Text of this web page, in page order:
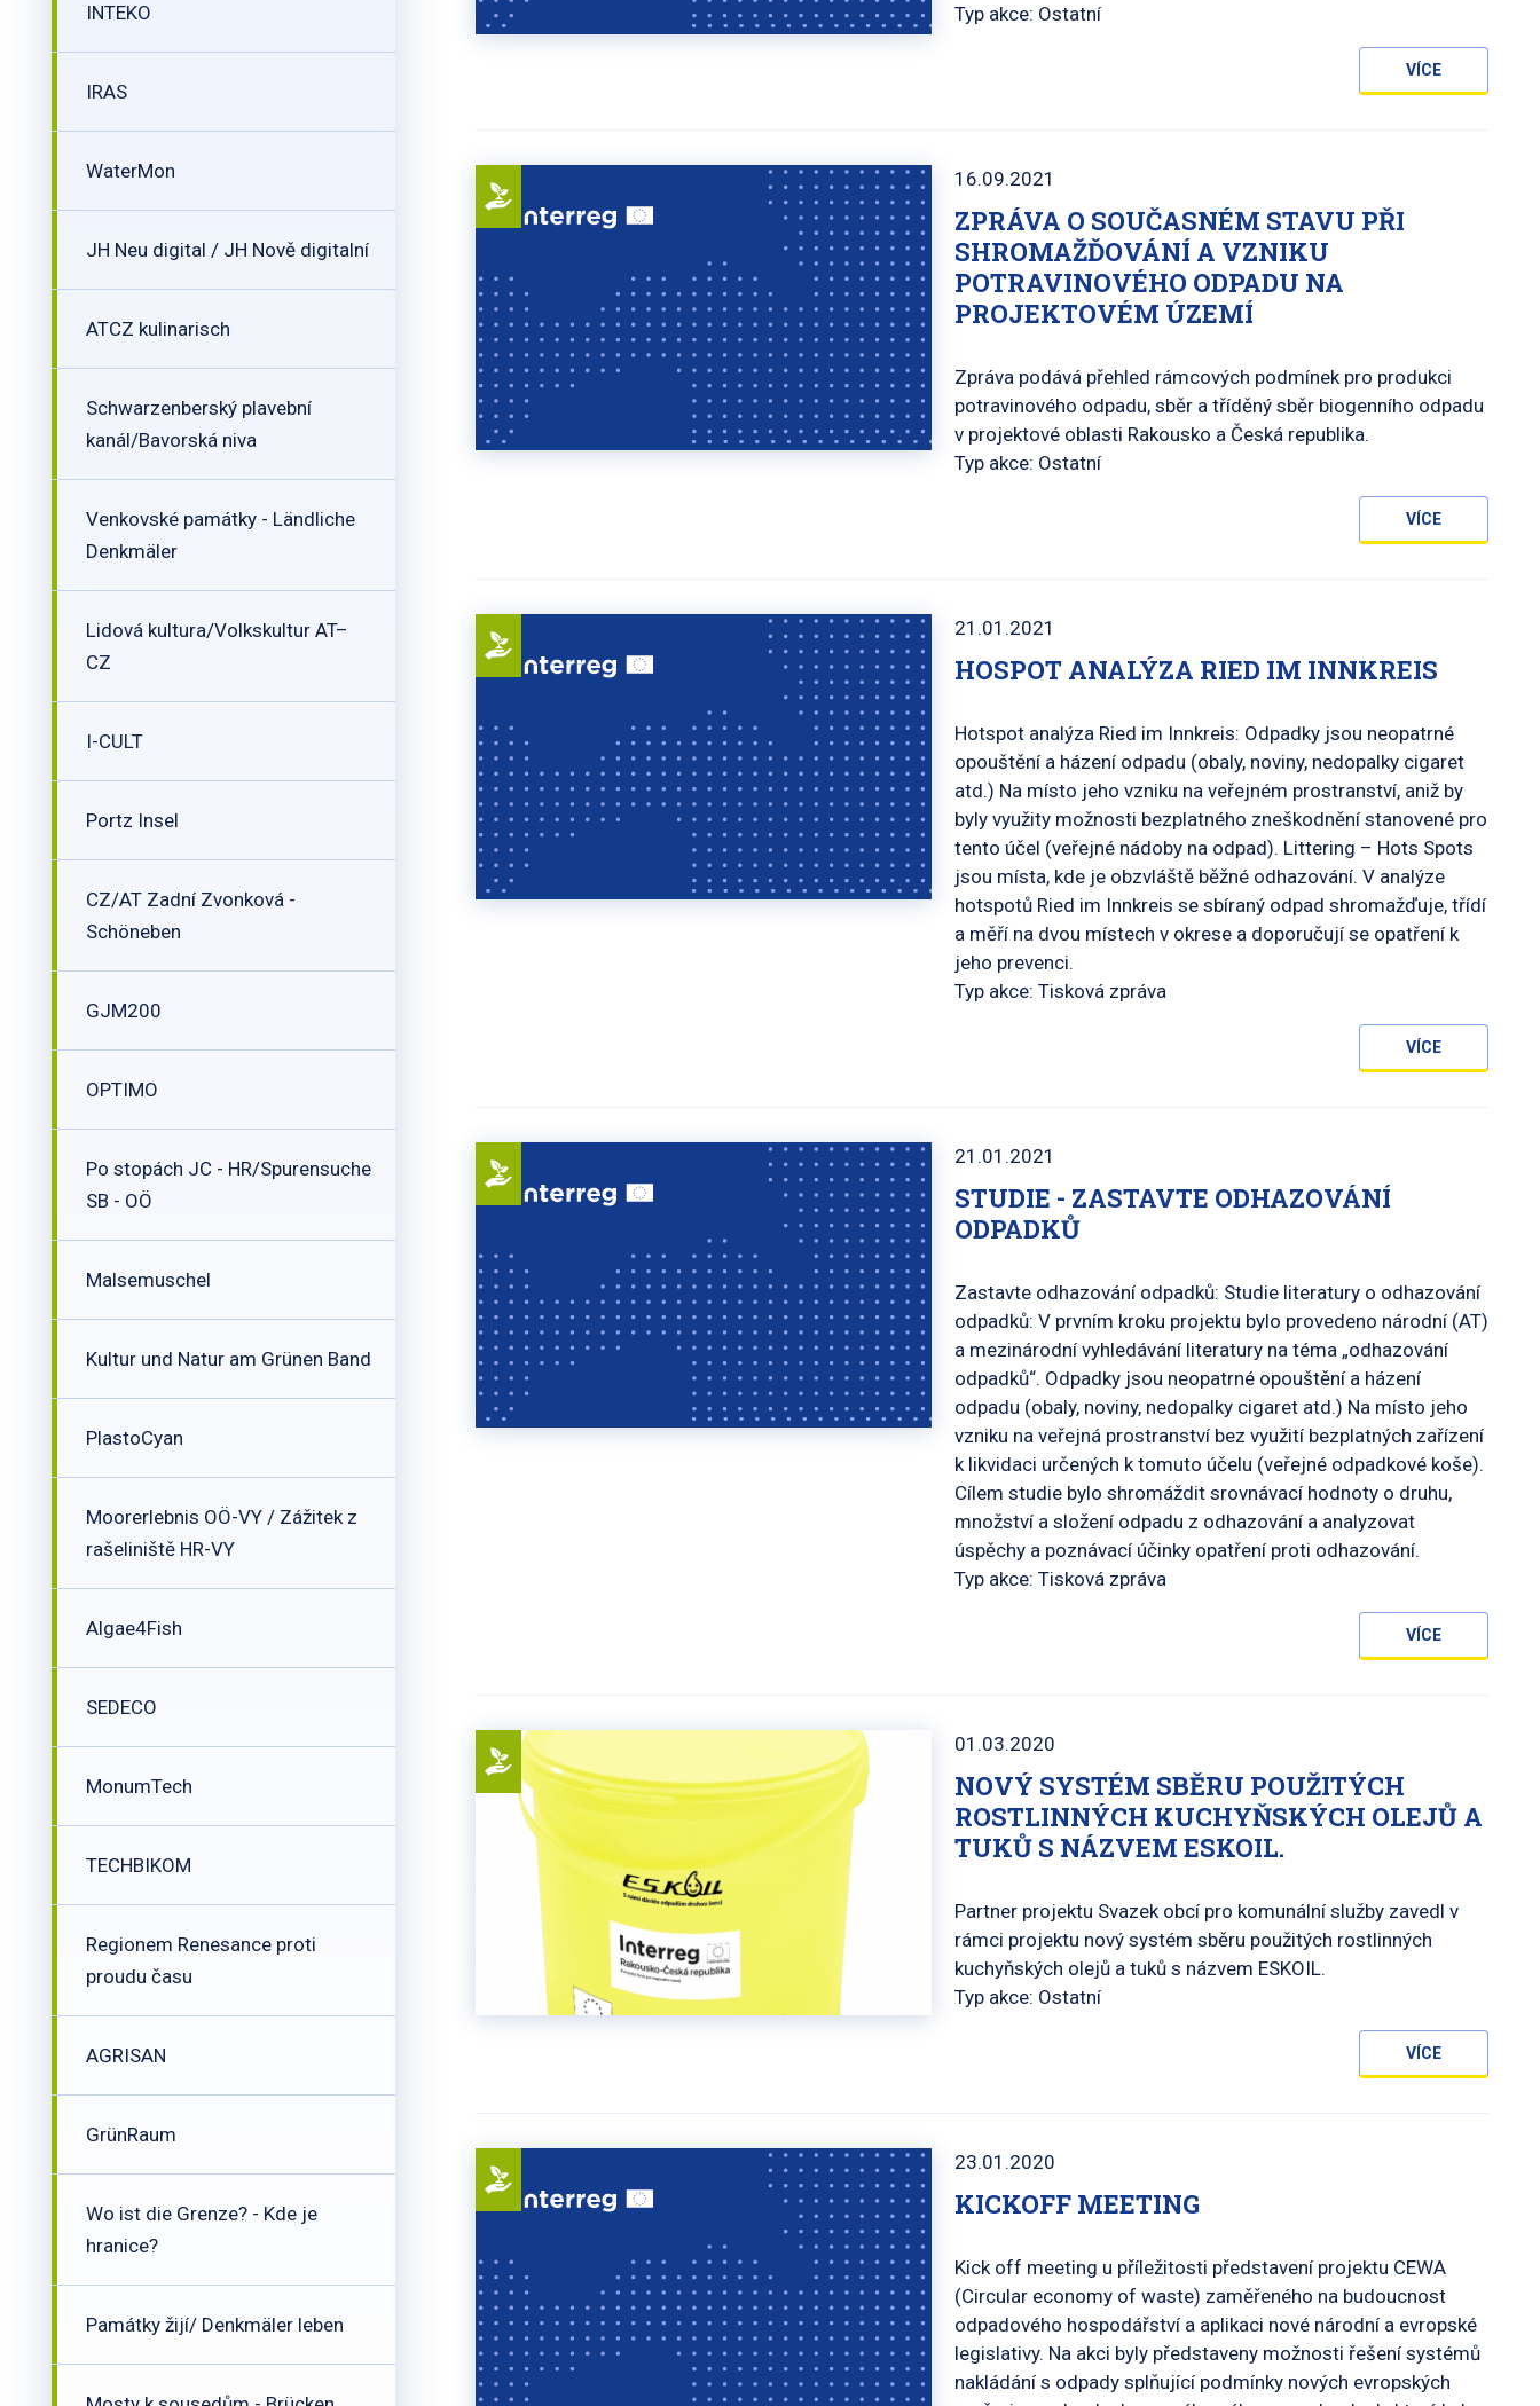
INTEKO
IRAS
WaterMon
JH Neu digital / JH Nově digitalní
ATCZ kulinarisch
Schwarzenberský plavební
kanál/Bavorská niva
Venkovské památky - Ländliche
Denkmäler
Lidová kultura/Volkskultur AT–
CZ
I-CULT
Portz Insel
CZ/AT Zadní Zvonková -
Schöneben
GJM200
OPTIMO
Po stopách JC - HR/Spurensuche
SB - OÖ
Malsemuschel
Kultur und Natur am Grünen Band
PlastoCyan
Moorerlebnis OÖ-VY / Zážitek z
rašeliniště HR-VY
Algae4Fish
SEDECO
MonumTech
TECHBIKOM
Regionem Renesance proti
proudu času
AGRISAN
GrünRaum
Wo ist die Grenze? - Kde je
hranice?
Památky žijí/ Denkmäler leben
Typ akce: Ostatní
VÍCE
16.09.2021
ZPRÁVA O SOUČASNÉM STAVU PŘI
SHROMAŽĎOVÁNÍ A VZNIKU
POTRAVINOVÉHO ODPADU NA
PROJEKTOVÉM ÚZEMÍ
Zpráva podává přehled rámcových podmínek pro produkci
potravinového odpadu, sběr a tříděný sběr biogenního odpadu
v projektové oblasti Rakousko a Česká republika.
Typ akce: Ostatní
VÍCE
21.01.2021
HOSPOT ANALÝZA RIED IM INNKREIS
Hotspot analýza Ried im Innkreis: Odpadky jsou neopatrné
opouštění a házení odpadu (obaly, noviny, nedopalky cigaret
atd.) Na místo jeho vzniku na veřejném prostranství, aniž by
byly využity možnosti bezplatného zneškodnění stanovené pro
tento účel (veřejné nádoby na odpad). Littering – Hots Spots
jsou místa, kde je obzvláště běžné odhazování. V analýze
hotspotů Ried im Innkreis se sbíraný odpad shromažďuje, třídí
a měří na dvou místech v okrese a doporučují se opatření k
jeho prevenci.
Typ akce: Tisková zpráva
VÍCE
21.01.2021
STUDIE - ZASTAVTE ODHAZOVÁNÍ
ODPADKŮ
Zastavte odhazování odpadků: Studie literatury o odhazování
odpadků: V prvním kroku projektu bylo provedeno národní (AT)
a mezinárodní vyhledávání literatury na téma „odhazování
odpadků“. Odpadky jsou neopatrné opouštění a házení
odpadu (obaly, noviny, nedopalky cigaret atd.) Na místo jeho
vzniku na veřejná prostranství bez využití bezplatných zařízení
k likvidaci určených k tomuto účelu (veřejné odpadkové koše).
Cílem studie bylo shromáždit srovnávací hodnoty o druhu,
množství a složení odpadu z odhazování a analyzovat
úspěchy a poznávací účinky opatření proti odhazování.
Typ akce: Tisková zpráva
VÍCE
01.03.2020
NOVÝ SYSTÉM SBĚRU POUŽITÝCH
ROSTLINNÝCH KUCHYŇSKÝCH OLEJŮ A
TUKŮ S NÁZVEM ESKOIL.
Partner projektu Svazek obcí pro komunální služby zavedl v
rámci projektu nový systém sběru použitých rostlinných
kuchyňských olejů a tuků s názvem ESKOIL.
Typ akce: Ostatní
VÍCE
23.01.2020
KICKOFF MEETING
Kick off meeting u příležitosti představení projektu CEWA
(Circular economy of waste) zaměřeného na budoucnost
odpadového hospodářství a aplikaci nové národní a evropské
legislativy. Na akci byly představeny možnosti řešení systémů
nakládání s odpady splňující podmínky nových evropských